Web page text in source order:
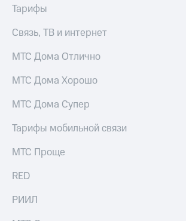
МТС
Все
Финансы
Инвестиции
МТС
Накопления
деньги
и получайте
доход 15%
Акции
Условия
пополнения
Скидка
Тарифы
Связь, ТВ и интернет
МТС Дома Отлично
МТС Дома Хорошо
МТС Дома Супер
Тарифы мобильной связи
МТС Проще
RED
РИИЛ